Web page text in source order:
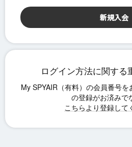
ログイン方法に関する
こちらより登録して